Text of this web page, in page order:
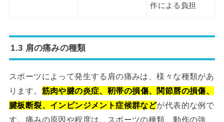
作による負担
1.3 肩の痛みの種類
スポーツによって発生する肩の痛みは、様々な種類があ
ります。 筋肉や腱の炎症、靭帯の損傷、関節唇の損傷、
腱板断裂、インピンジメント症候群などが代表的な例で
す。痛みの原因や程度は、スポーツの種類、動作の強